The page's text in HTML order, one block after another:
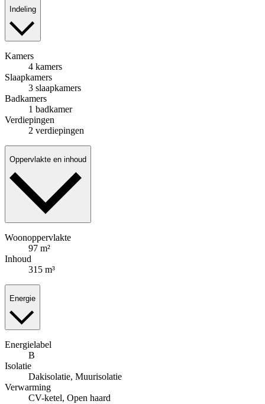
Indeling
Kamers
4 kamers
Slaapkamers
3 slaapkamers
Badkamers
1 badkamer
Verdiepingen
2 verdiepingen
Oppervlakte en inhoud
Woonoppervlakte
97 m²
Inhoud
315 m³
Energie
Energielabel
B
Isolatie
Dakisolatie, Muurisolatie
Verwarming
CV-ketel, Open haard